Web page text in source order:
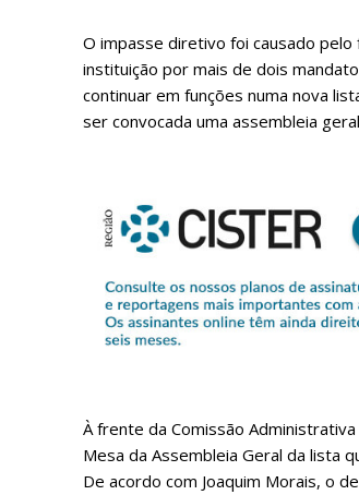
O impasse diretivo foi causado
instituição por mais de dois
continuar em funções numa nova
ser convocada uma assembleia
À frente da Comissão
Mesa da Assembleia Geral da lista
De acordo com Joaquim Morais, o